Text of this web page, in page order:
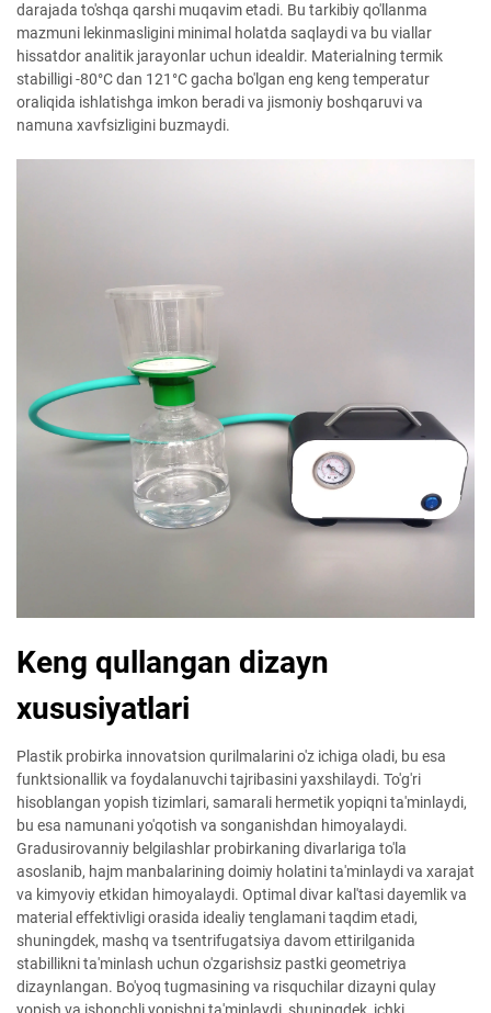
darajada to'shqa qarshi muqavim etadi. Bu tarkibiy qo'llanma
mazmuni lekinmasligini minimal holatda saqlaydi va bu viallar
hissatdor analitik jarayonlar uchun idealdir. Materialning termik
stabilligi -80°C dan 121°C gacha bo'lgan eng keng temperatur
oraliqida ishlatishga imkon beradi va jismoniy boshqaruvi va
namuna xavfsizligini buzmaydi.
Keng qullangan dizayn
xususiyatlari
Plastik probirka innovatsion qurilmalarini o'z ichiga oladi, bu esa
funktsionallik va foydalanuvchi tajribasini yaxshilaydi. To'g'ri
hisoblangan yopish tizimlari, samarali hermetik yopiqni ta'minlaydi,
bu esa namunani yo'qotish va songanishdan himoyalaydi.
Gradusirovanniy belgilashlar probirkaning divarlariga to'la
asoslanib, hajm manbalarining doimiy holatini ta'minlaydi va xarajat
va kimyoviy etkidan himoyalaydi. Optimal divar kal'tasi dayemlik va
material effektivligi orasida idealiy tenglamani taqdim etadi,
shuningdek, mashq va tsentrifugatsiya davom ettirilganida
stabillikni ta'minlash uchun o'zgarishsiz pastki geometriya
dizaynlangan. Bo'yoq tugmasining va risquchilar dizayni qulay